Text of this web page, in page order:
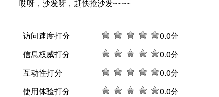
哎呀，沙发呀，赶快抢沙发~~~~
访问速度打分 0.0分
信息权威打分
0.0分
互动性打分
0.0分
使用体验打分
0.0分